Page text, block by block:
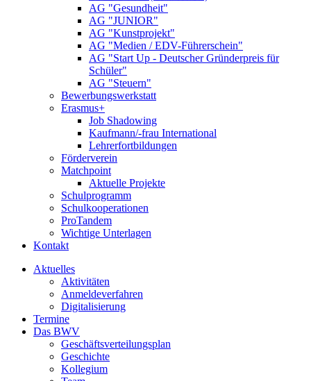
AG "Gesundheit"
AG "JUNIOR"
AG "Kunstprojekt"
AG "Medien / EDV-Führerschein"
AG "Start Up - Deutscher Gründerpreis für
Schüler"
AG "Steuern"
Bewerbungswerkstatt
Erasmus+
Job Shadowing
Kaufmann/-frau International
Lehrerfortbildungen
Förderverein
Matchpoint
Aktuelle Projekte
Schulprogramm
Schulkooperationen
ProTandem
Wichtige Unterlagen
Kontakt
Aktuelles
Aktivitäten
Anmeldeverfahren
Digitalisierung
Termine
Das BWV
Geschäftsverteilungsplan
Geschichte
Kollegium